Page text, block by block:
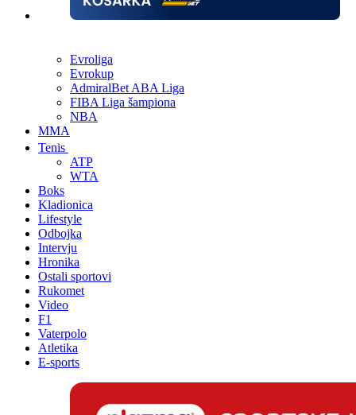
Evroliga
Evrokup
AdmiralBet ABA Liga
FIBA Liga šampiona
NBA
MMA
Tenis
ATP
WTA
Boks
Kladionica
Lifestyle
Odbojka
Intervju
Hronika
Ostali sportovi
Rukomet
Video
F1
Vaterpolo
Atletika
E-sports